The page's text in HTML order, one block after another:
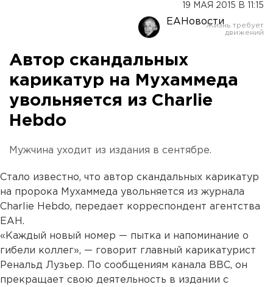
19 МАЯ 2015 В 11:15
ЕАНовости
Автор скандальных
карикатур на Мухаммеда
увольняется из Charlie
Hebdo
Мужчина уходит из издания в сентябре.
Стало известно, что автор скандальных карикатур
на пророка Мухаммеда увольняется из журнала
Charlie Hebdo, передает корреспондент агентства
ЕАН.
«Каждый новый номер — пытка и напоминание о
гибели коллег», — говорит главный карикатурист
Ренальд Лузьер. По сообщениям канала BBC, он
прекращает свою деятельность в издании с